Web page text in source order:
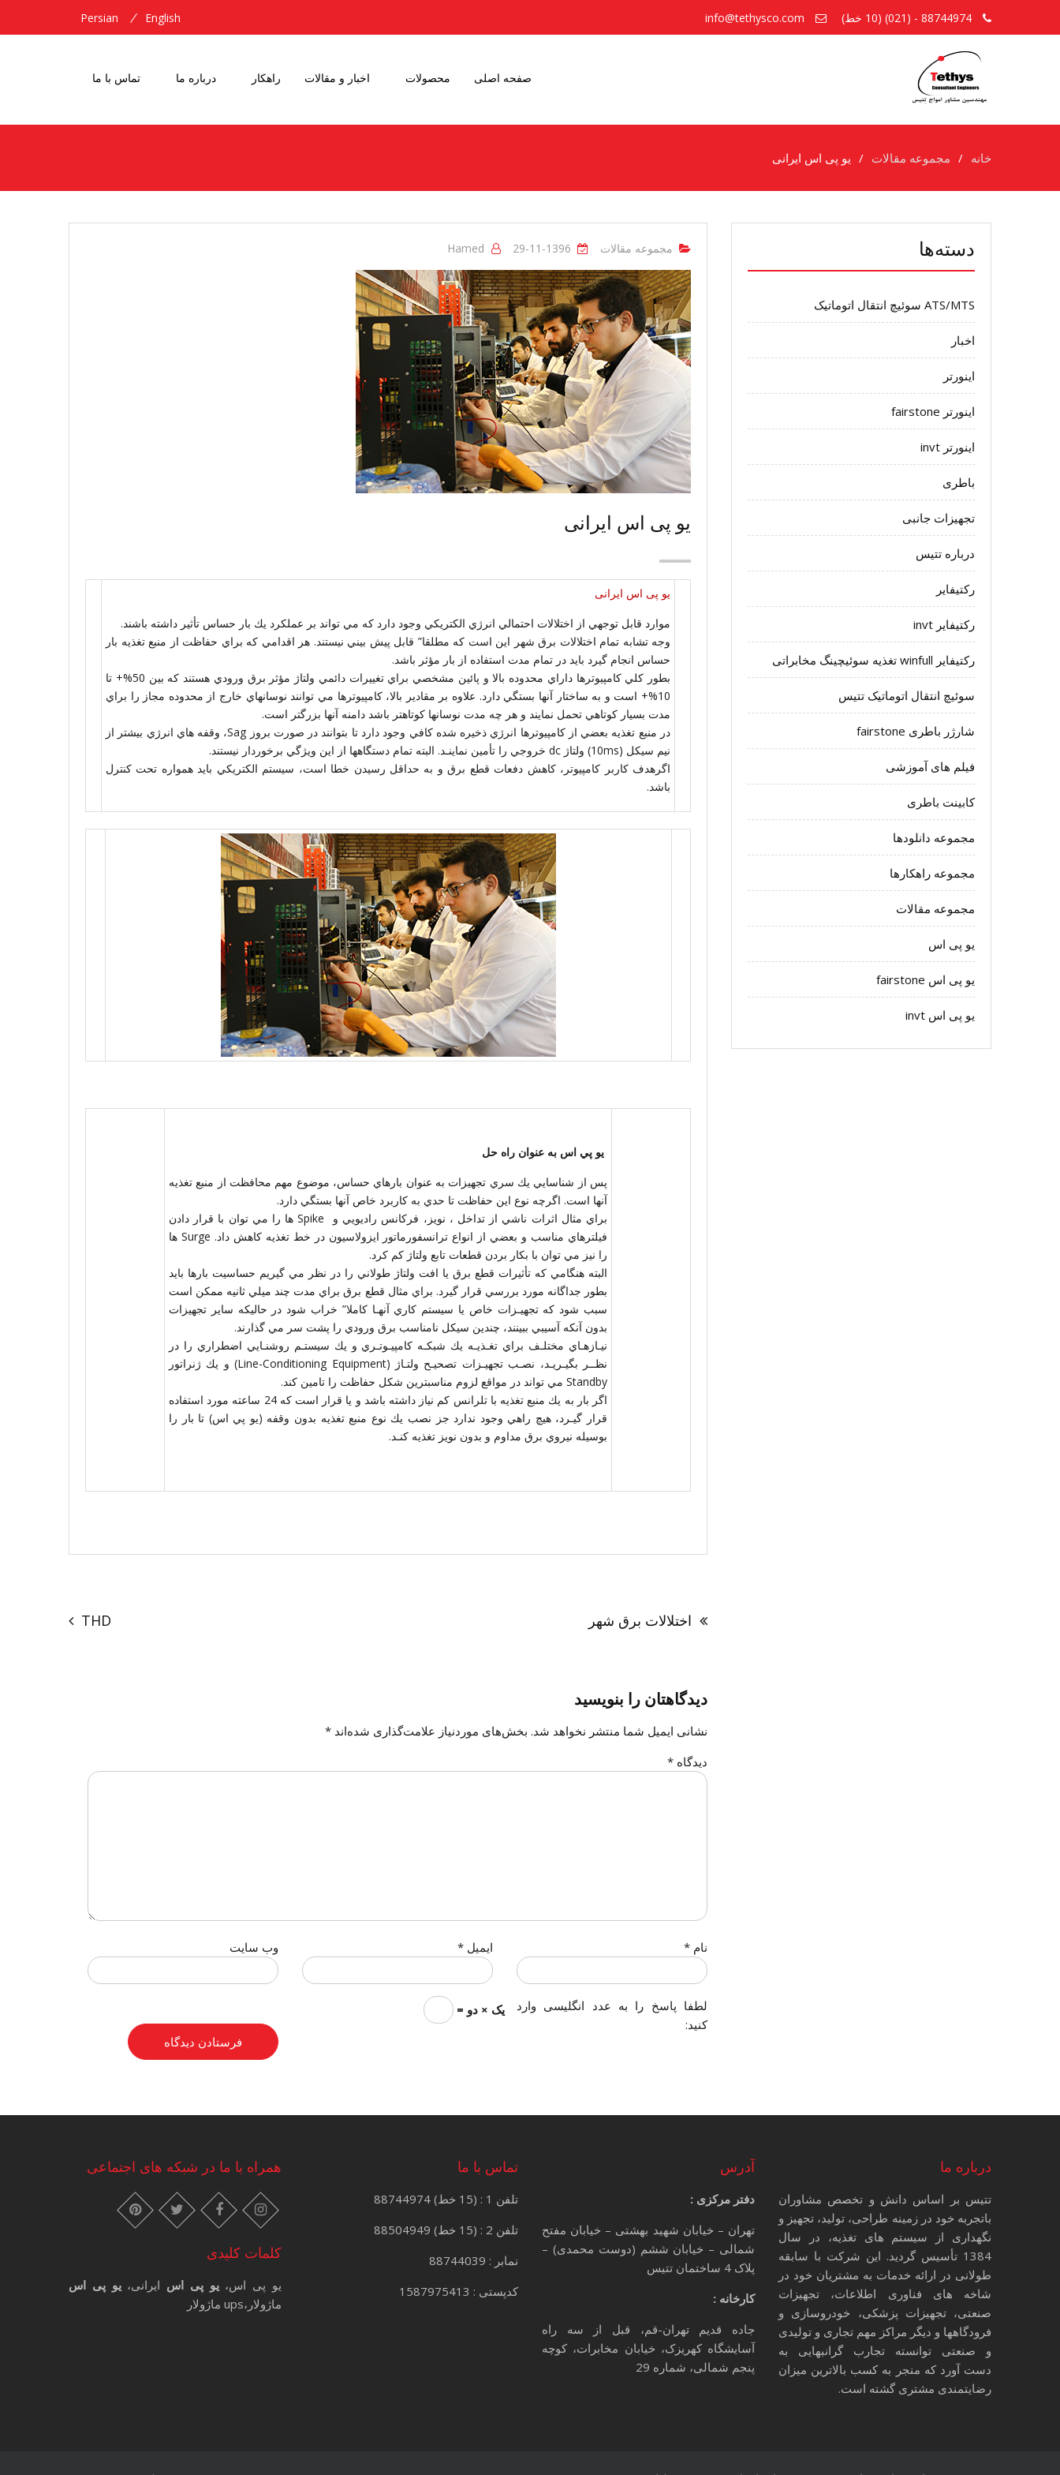
English
Persian
صفحه اصلی محصولات اخبار و مقالات راهکار درباره ما تماس با ما
خانه مجموعه مقالات یو پی اس ایرانی
مجموعه مقالات 1396-11-29
Hamed
یو پی اس ایرانی
یو پی اس ایرانی
موارد قابل توجهي از اختلالات احتمالي انرژي الكتريكي وجود دارد كه مي تواند بر عملكرد يك بار حساس تأثير داشته باشند.
وجه تشابه تمام اختلالات برق شهر اين است كه مطلقا” قابل پيش بيني نيستند. هر اقدامي كه براي حفاظت از منبع تغذيه بار
حساس انجام گيرد بايد در تمام مدت استفاده از بار مؤثر باشد.
بطور كلي كامپيوترها داراي محدوده بالا و پائين مشخصي براي تغييرات دائمي ولتاژ مؤثر برق ورودي هستند كه بين 50%+ تا
10%+ است و به ساختار آنها بستگي دارد. علاوه بر مقادير بالا، كامپيوترها مي توانند نوسانهاي خارج از محدوده مجاز را براي
مدت بسيار كوتاهي تحمل نمايند و هر چه مدت نوسانها كوتاهتر باشد دامنه آنها بزرگتر است.
در منبع تغذيه بعضي از كامپيوترها انرژي ذخيره شده كافي وجود دارد تا بتوانند در صورت بروز Sag، وقفه هاي انرژي بيشتر از
نيم سيكل (10ms) ولتاژ dc خروجي را تأمين نماينـد. البته تمام دستگاهها از اين ويژگي برخوردار نيستند.
اگرهدف كاربر كامپيوتر، كاهش دفعات قطع برق و به حداقل رسيدن خطا است، سيستم الكتريكي بايد همواره تحت كنترل
باشد.
يو پي اس به عنوان راه حل
پس از شناسايي يك سري تجهيزات به عنوان بارهاي حساس، موضوع مهم محافظت از منبع تغذيه
آنها است. اگرچه نوع اين حفاظت تا حدي به كاربرد خاص آنها بستگي دارد.
براي مثال اثرات ناشي از تداخل ، نويز، فركانس راديويي و Spike ها را مي توان با قرار دادن
فيلترهاي مناسب و بعضي از انواع ترانسفورماتور ايزولاسيون در خط تغذيه كاهش داد. Surge ها
را نيز مي توان با بكار بردن قطعات تابع ولتاژ كم كرد.
البته هنگامي كه تأثيرات قطع برق يا افت ولتاژ طولاني را در نظر مي گيريم حساسيت بارها بايد
بطور جداگانه مورد بررسي قرار گيرد. براي مثال قطع برق براي مدت چند ميلي ثانيه ممكن است
سبب شود كه تجهيـزات خاص يا سيستم كاري آنهـا كاملا” خراب شود در حاليكه ساير تجهيزات
بدون آنكه آسيبي ببينند، چندين سيكل نامناسب برق ورودي را پشت سر مي گذارند.
نيـازهـاي مختلـف براي تغـذيـه يك شبكـه كامپيـوتـري و يك سيستـم روشنـايي اضطراري را در
نظــر بگيـريـد، نصـب تجهيـزات تصحيـح ولتـاژ (Line-Conditioning Equipment) و يك ژنراتور
Standby مي تواند در مواقع لزوم مناسبترين شكل حفاظت را تامين كند.
اگر بار به يك منبع تغذيه با تلرانس كم نياز داشته باشد و يا قرار است كه 24 ساعته مورد استفاده
قرار گيـرد، هيچ راهي وجود ندارد جز نصب يك نوع منبع تغذيه بدون وقفه (يو پي اس) تا بار را
بوسيله نيروي برق مداوم و بدون نويز تغذيه كنـد.
نوشته
اختلالات برق شهر THD
دیدگاهتان را بنویسید
نشانی ایمیل شما منتشر نخواهد شد. بخش‌های موردنیاز علامت‌گذاری شده‌اند *
دیدگاه *
نام * ایمیل * وب‌ سایت
لطفا پاسخ را به عدد انگلیسی وارد
کنید:
یک × دو =
دسته‌ها
ATS/MTS سوئیچ انتقال اتوماتیک
اخبار
اینورتر
اینورتر fairstone
اینورتر invt
باطری
تجهیزات جانبی
درباره تتیس
رکتیفایر
رکتیفایر invt
رکتیفایر winfull تغذیه سوئیچینگ مخابراتی
سوئیچ انتقال اتوماتیک تتیس
شارژر باطری fairstone
فیلم های آموزشی
کابینت باطری
مجموعه دانلودها
مجموعه راهکارها
مجموعه مقالات
یو پی اس
یو پی اس fairstone
یو پی اس invt
درباره ما
تتیس بر اساس دانش و تخصص مشاوران
باتجربه خود در زمینه طراحی، تولید، تجهیز و
نگهداری از سیستم های تغذیه، در سال
1384 تأسیس گردید. این شرکت با سابقه
طولانی در ارائه خدمات به مشتریان خود در
شاخه های فناوری اطلاعات، تجهیزات
صنعتی، تجهیزات پزشکی، خودروسازی و
فرودگاهها و دیگر مراکز مهم تجاری و تولیدی
و صنعتی توانسته تجارب گرانبهایی به
دست آورد که منجر به کسب بالاترین میزان
رضایتمندی مشتری گشته است.
آدرس
دفتر مرکزی :
تهران – خیابان شهید بهشتی – خیابان مفتح
شمالی – خیابان ششم (دوست محمدی) –
پلاک 4 ساختمان تتیس
کارخانه :
جاده قدیم تهران-قم، قبل از سه راه
آسایشگاه کهریزک، خیابان مخابرات، کوچه
پنجم شمالی، شماره 29
تماس با ما
تلفن 1 : (15 خط) 88744974
تلفن 2 : (15 خط) 88504949
نمابر : 88744039
کدپستی : 1587975413
همراه با ما در شبکه های اجتماعی
instagram
facebook
twitter
pinterest
کلمات کلیدی
یو پی اس،یو پی اس ایرانی،یو پی اس
ماژولار،ups ماژولار